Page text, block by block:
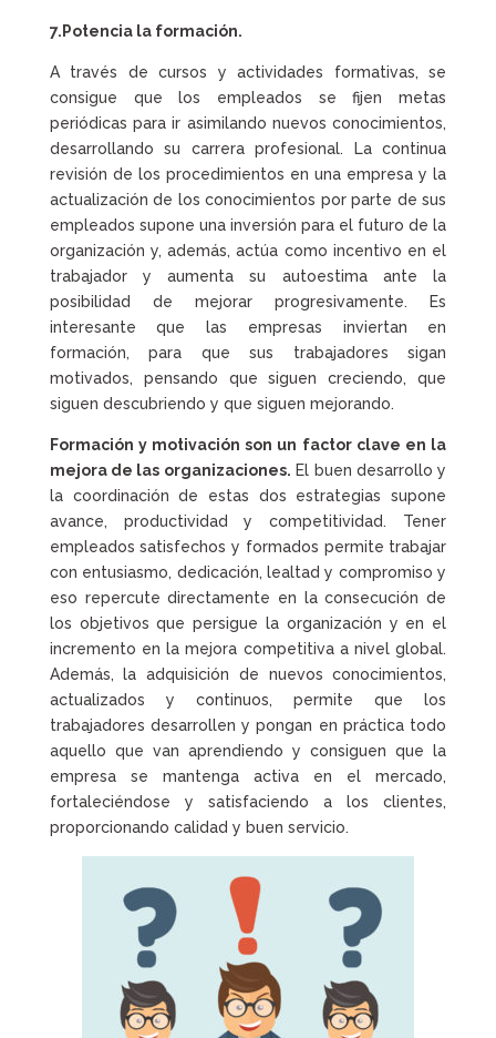
7.Potencia la formación.
A través de cursos y actividades formativas, se
consigue que los empleados se fijen metas
periódicas para ir asimilando nuevos conocimientos,
desarrollando su carrera profesional. La continua
revisión de los procedimientos en una empresa y la
actualización de los conocimientos por parte de sus
empleados supone una inversión para el futuro de la
organización y, además, actúa como incentivo en el
trabajador y aumenta su autoestima ante la
posibilidad de mejorar progresivamente. Es
interesante que las empresas inviertan en
formación, para que sus trabajadores sigan
motivados, pensando que siguen creciendo, que
siguen descubriendo y que siguen mejorando.
Formación y motivación son un factor clave en la
mejora de las organizaciones. El buen desarrollo y
la coordinación de estas dos estrategias supone
avance, productividad y competitividad. Tener
empleados satisfechos y formados permite trabajar
con entusiasmo, dedicación, lealtad y compromiso y
eso repercute directamente en la consecución de
los objetivos que persigue la organización y en el
incremento en la mejora competitiva a nivel global.
Además, la adquisición de nuevos conocimientos,
actualizados y continuos, permite que los
trabajadores desarrollen y pongan en práctica todo
aquello que van aprendiendo y consiguen que la
empresa se mantenga activa en el mercado,
fortaleciéndose y satisfaciendo a los clientes,
proporcionando calidad y buen servicio.